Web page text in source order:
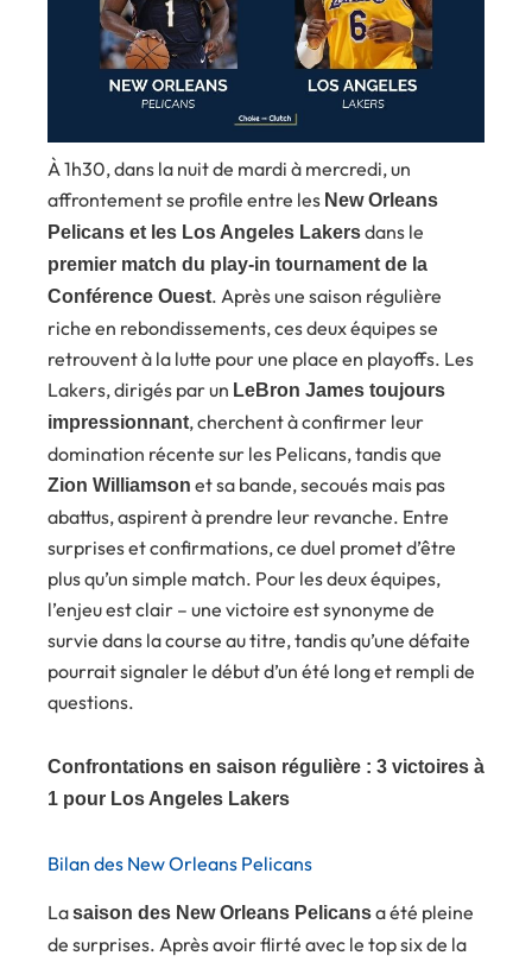
À 1h30, dans la nuit de mardi à mercredi, un
affrontement se profile entre les New Orleans
Pelicans et les Los Angeles Lakersdans le
premier match du play-in tournament de la
Conférence Ouest. Après une saison régulière
riche en rebondissements, ces deux équipes se
retrouvent à la lutte pour une place en playoffs. Les
Lakers, dirigés par un LeBron James toujours
impressionnant, cherchent à confirmer leur
domination récente sur les Pelicans, tandis que
Zion Williamson et sa bande, secoués mais pas
abattus, aspirent à prendre leur revanche. Entre
surprises et confirmations, ce duel promet d’être
plus qu’un simple match. Pour les deux équipes,
l’enjeu est clair – une victoire est synonyme de
survie dans la course au titre, tandis qu’une défaite
pourrait signaler le début d’un été long et rempli de
questions.
Confrontations en saison régulière : 3 victoires à
1 pour Los Angeles Lakers
Bilan des New Orleans Pelicans
Lasaison des New Orleans Pelicansa été pleine
de surprises. Après avoir flirté avec le top six de la